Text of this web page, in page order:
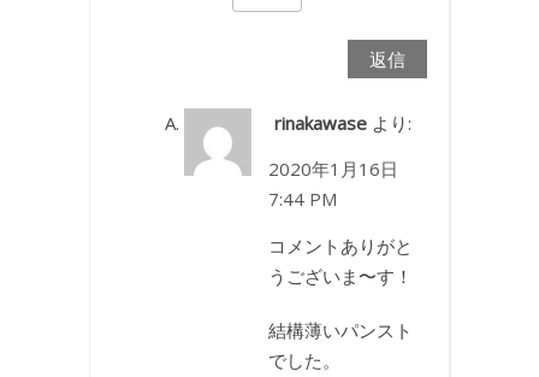
返信
rinakawase より:
2020年1月16日
7:44 PM
コメントありがと
うございま〜す！
結構薄いパンスト
でした。